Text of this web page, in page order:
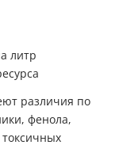
литр
различия по
фенола,
токсичных